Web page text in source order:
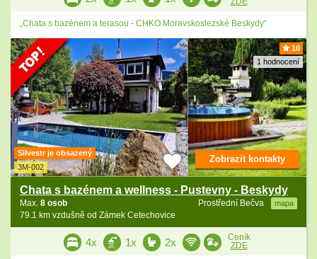
„Chata s bazénem a terasou - CHKO Moravskoslezské Beskydy“
10
1 hodnocení
Silvestr je obsazený
3M-002
Chata s bazénem a wellness - Pustevny - Beskydy
Prostřední Bečva mapa
Max. 8 osob
79.1 km vzdušně od Zámek Cetechovice
Zobrazit kontakty
4x 1x 2x
Ceník
ZDE